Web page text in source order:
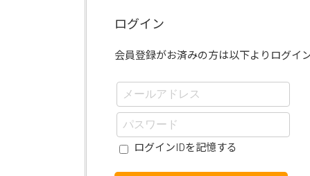
ログイン
会員登録がお済みの方は以下よりログイン
ログインIDを記憶する